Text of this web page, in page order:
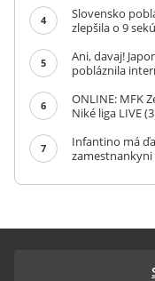
4
Slovensko
zlepšila o 9
5
Ani, davaj!
pobláznila
6
ONLINE: MFK
Niké liga LIVE
7
Infantino má